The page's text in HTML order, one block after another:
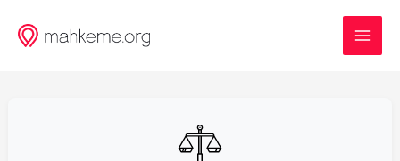
atla